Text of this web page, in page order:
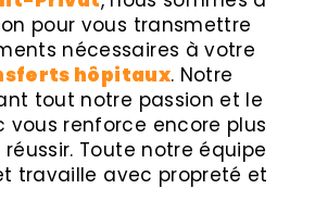
pour vous transmettre
nécessaires à votre
hôpitaux. Notre
tout notre passion et le
vous renforce encore plus
Toute notre équipe
travaille avec propreté et